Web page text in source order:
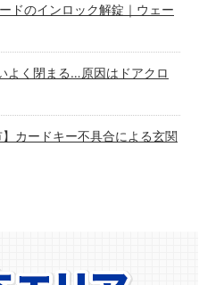
ドのインロック解錠｜ウェー
よく閉まる…原因はドアクロ
カードキー不具合による玄関